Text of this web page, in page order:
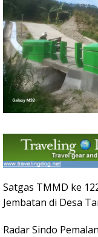
Satgas TMMD ke
Jembatan di Desa
Radar Sindo